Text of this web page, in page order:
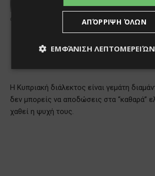
ΑΠΌΡΡΙΨΗ ΌΛΩΝ
ΕΜΦΆΝΙΣΗ ΛΕΠΤΟΜΕΡΕΙΏΝ